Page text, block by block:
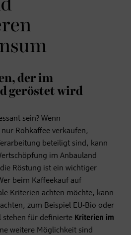
der im
geröstet wird
sein? Wenn
Rohkaffee verkaufen,
beteiligt sind, kann
im Anbauland
Röstung ist ein wichtiger
beim Kaffeekauf auf
Kriterien achten möchte, kann
zum Beispiel EU-Bio oder
stehen für definierte Kriterien im
weitere Möglichkeit sind